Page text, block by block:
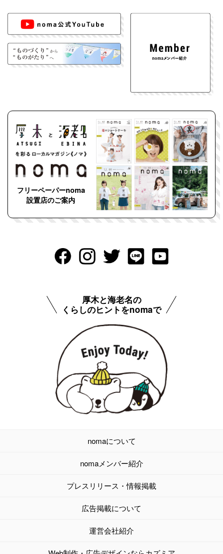
フリーペーパーnoma
設置店のご案内
厚木と海老名の
くらしのヒントをnomaで
nomaについて
nomaメンバー紹介
プレスリリース・情報掲載
広告掲載について
運営会社紹介